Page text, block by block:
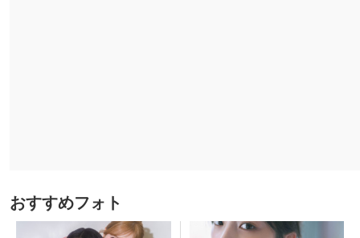
おすすめフォト